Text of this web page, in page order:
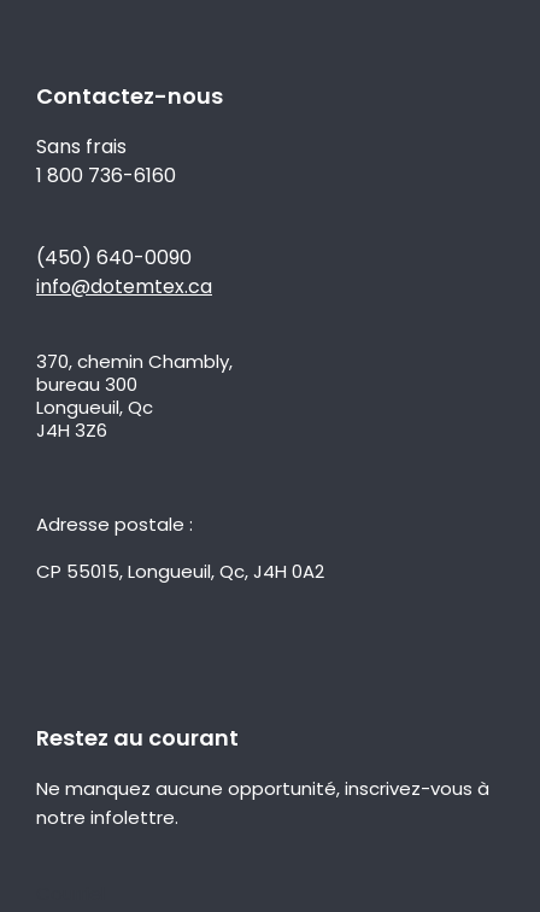
Restez au courant
Ne manquez aucune opportunité, inscrivez-vous à
notre infolettre.
Contactez-nous
Sans frais
1 800 736-6160
(450) 640-0090
info@dotemtex.ca
370, chemin Chambly,
bureau 300
Longueuil, Qc
J4H 3Z6
Adresse postale :
CP 55015, Longueuil, Qc, J4H 0A2